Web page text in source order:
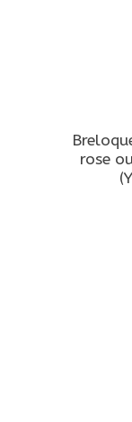
rose